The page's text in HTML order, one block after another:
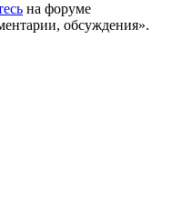
на форуме
обсуждения».